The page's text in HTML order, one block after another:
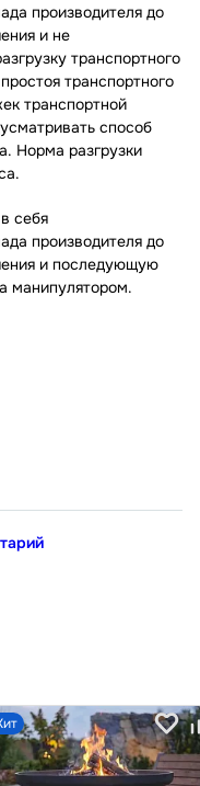
производителя до
и не
транспортного
транспортного
транспортной
способ
Норма разгрузки
себя
производителя до
и последующую
манипулятором.